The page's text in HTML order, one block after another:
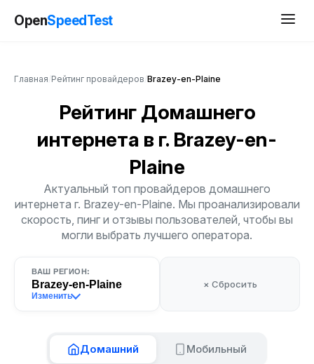
OpenSpeedTest
Главная Рейтинг провайдеров Brazey-en-Plaine
Рейтинг Домашнего
интернета в г. Brazey-en-
Plaine
Актуальный топ провайдеров домашнего
интернета г. Brazey-en-Plaine. Мы проанализировали
скорость, пинг и отзывы пользователей, чтобы вы
могли выбрать лучшего оператора.
ВАШ РЕГИОН:
Brazey-en-Plaine
Изменить
× Сбросить
Домашний Мобильный